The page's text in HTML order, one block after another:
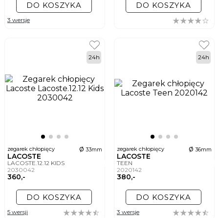
DO KOSZYKA
3 wersje
DO KOSZYKA
zegarek chłopięcy ø 33mm
LACOSTE
LACOSTE.12.12 KIDS
2030042
360,-
24h
DO KOSZYKA
5 wersji
zegarek chłopięcy ø 36mm
LACOSTE
TEEN
2020142
380,-
24h
DO KOSZYKA
3 wersje